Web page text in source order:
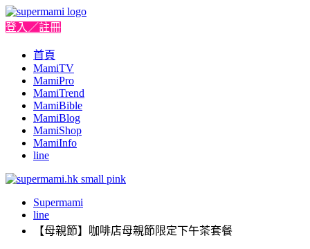
登入／註冊
首頁
MamiTV
MamiPro
MamiTrend
MamiBible
MamiBlog
MamiShop
MamiInfo
line
Supermami
line
【母親節】咖啡店母親節限定下午茶套餐